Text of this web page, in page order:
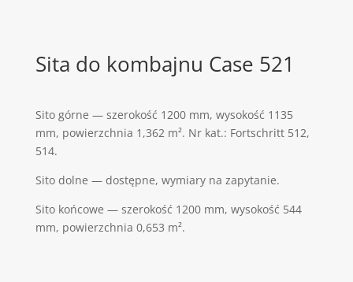
Sita do kombajnu Case 521
Sito górne — szerokość 1200 mm, wysokość 1135
mm, powierzchnia 1,362 m². Nr kat.: Fortschritt 512,
514.
Sito dolne — dostępne, wymiary na zapytanie.
Sito końcowe — szerokość 1200 mm, wysokość 544
mm, powierzchnia 0,653 m².